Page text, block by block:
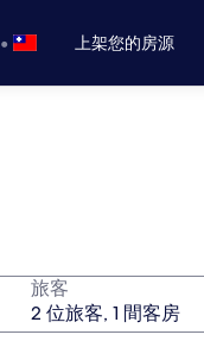
• 上架您的房源
旅客